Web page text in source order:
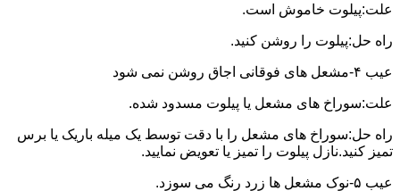
علت:پیلوت خاموش است.
راه حل:پیلوت را روشن کنید.
عیب ۴-مشعل های فوقانی اجاق روشن نمی شود
علت:سوراخ های مشعل یا پیلوت مسدود شده.
راه حل:سوراخ های مشعل را با دقت توسط یک میله باریک یا برس
تمیز کنید.نازل پیلوت را تمیز یا تعویض نمایید.
عیب ۵-نوک مشعل ها زرد رنگ می سوزد.